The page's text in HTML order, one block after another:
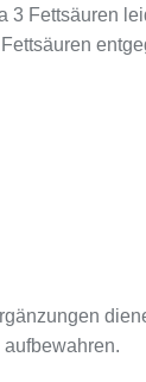
3 Fettsäuren